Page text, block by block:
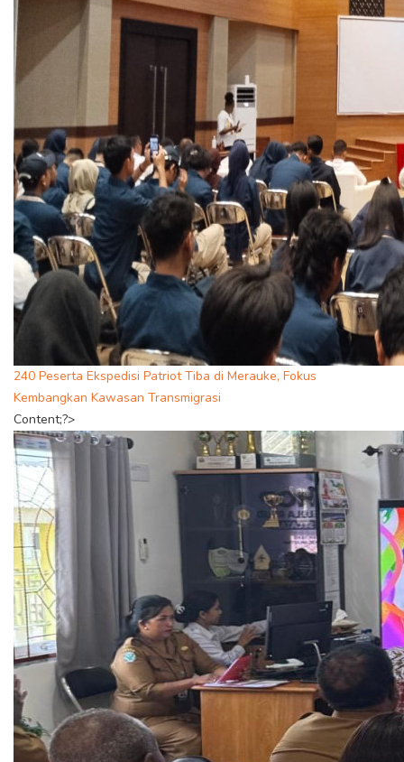
240 Peserta Ekspedisi Patriot Tiba di Merauke, Fokus
Kembangkan Kawasan Transmigrasi
Content;?>